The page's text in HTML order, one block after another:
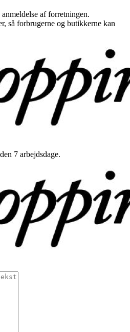
af forretningen.
så forbrugerne og butikkerne kan
7 arbejdsdage.